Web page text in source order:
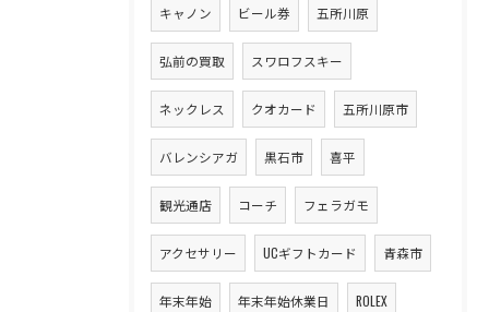
キャノン ビール券 五所川原
弘前の買取 スワロフスキー
ネックレス クオカード 五所川原市
バレンシアガ 黒石市 喜平
観光通店 コーチ フェラガモ
アクセサリー UCギフトカード 青森市
年末年始 年末年始休業日 ROLEX